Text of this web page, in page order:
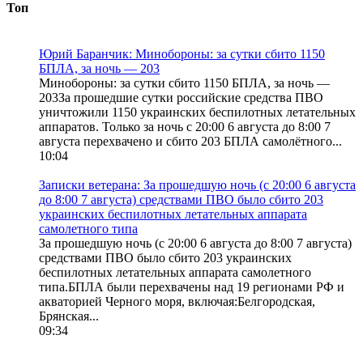
Топ
Юрий Баранчик: Минобороны: за сутки сбито 1150
БПЛА, за ночь — 203
Минобороны: за сутки сбито 1150 БПЛА, за ночь —
203За прошедшие сутки российские средства ПВО
уничтожили 1150 украинских беспилотных летательных
аппаратов. Только за ночь с 20:00 6 августа до 8:00 7
августа перехвачено и сбито 203 БПЛА самолётного...
10:04
Записки ветерана: За прошедшую ночь (с 20:00 6 августа
до 8:00 7 августа) средствами ПВО было сбито 203
украинских беспилотных летательных аппарата
самолетного типа
За прошедшую ночь (с 20:00 6 августа до 8:00 7 августа)
средствами ПВО было сбито 203 украинских
беспилотных летательных аппарата самолетного
типа.БПЛА были перехвачены над 19 регионами РФ и
акваторией Черного моря, включая:Белгородская,
Брянская...
09:34